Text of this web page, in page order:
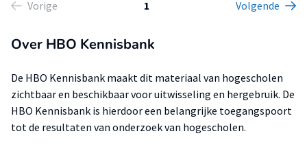
Vorige 1 Volgende
Over HBO Kennisbank
De HBO Kennisbank maakt dit materiaal van hogescholen
zichtbaar en beschikbaar voor uitwisseling en hergebruik. De
HBO Kennisbank is hierdoor een belangrijke toegangspoort
tot de resultaten van onderzoek van hogescholen.